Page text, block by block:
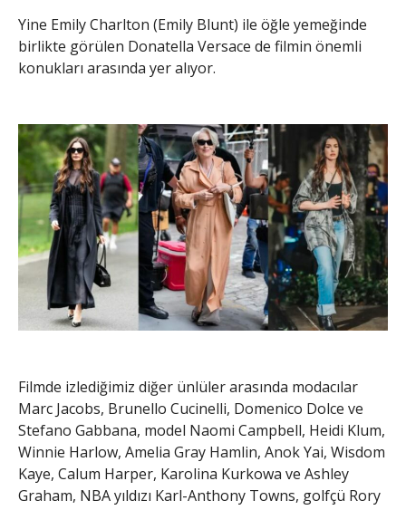
Yine Emily Charlton (Emily Blunt) ile öğle yemeğinde
birlikte görülen Donatella Versace de filmin önemli
konukları arasında yer alıyor.
Filmde izlediğimiz diğer ünlüler arasında modacılar
Marc Jacobs, Brunello Cucinelli, Domenico Dolce ve
Stefano Gabbana, model Naomi Campbell, Heidi Klum,
Winnie Harlow, Amelia Gray Hamlin, Anok Yai, Wisdom
Kaye, Calum Harper, Karolina Kurkowa ve Ashley
Graham, NBA yıldızı Karl-Anthony Towns, golfçü Rory